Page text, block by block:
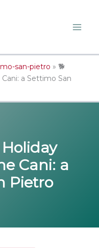
san-pietro » 🐕
a Settimo San
Cani: a
Pietro